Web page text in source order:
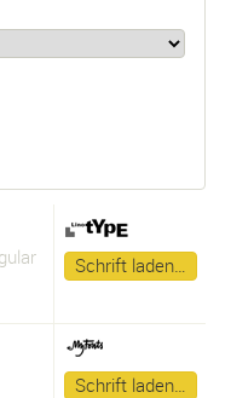
Schrift laden…
Schrift laden…